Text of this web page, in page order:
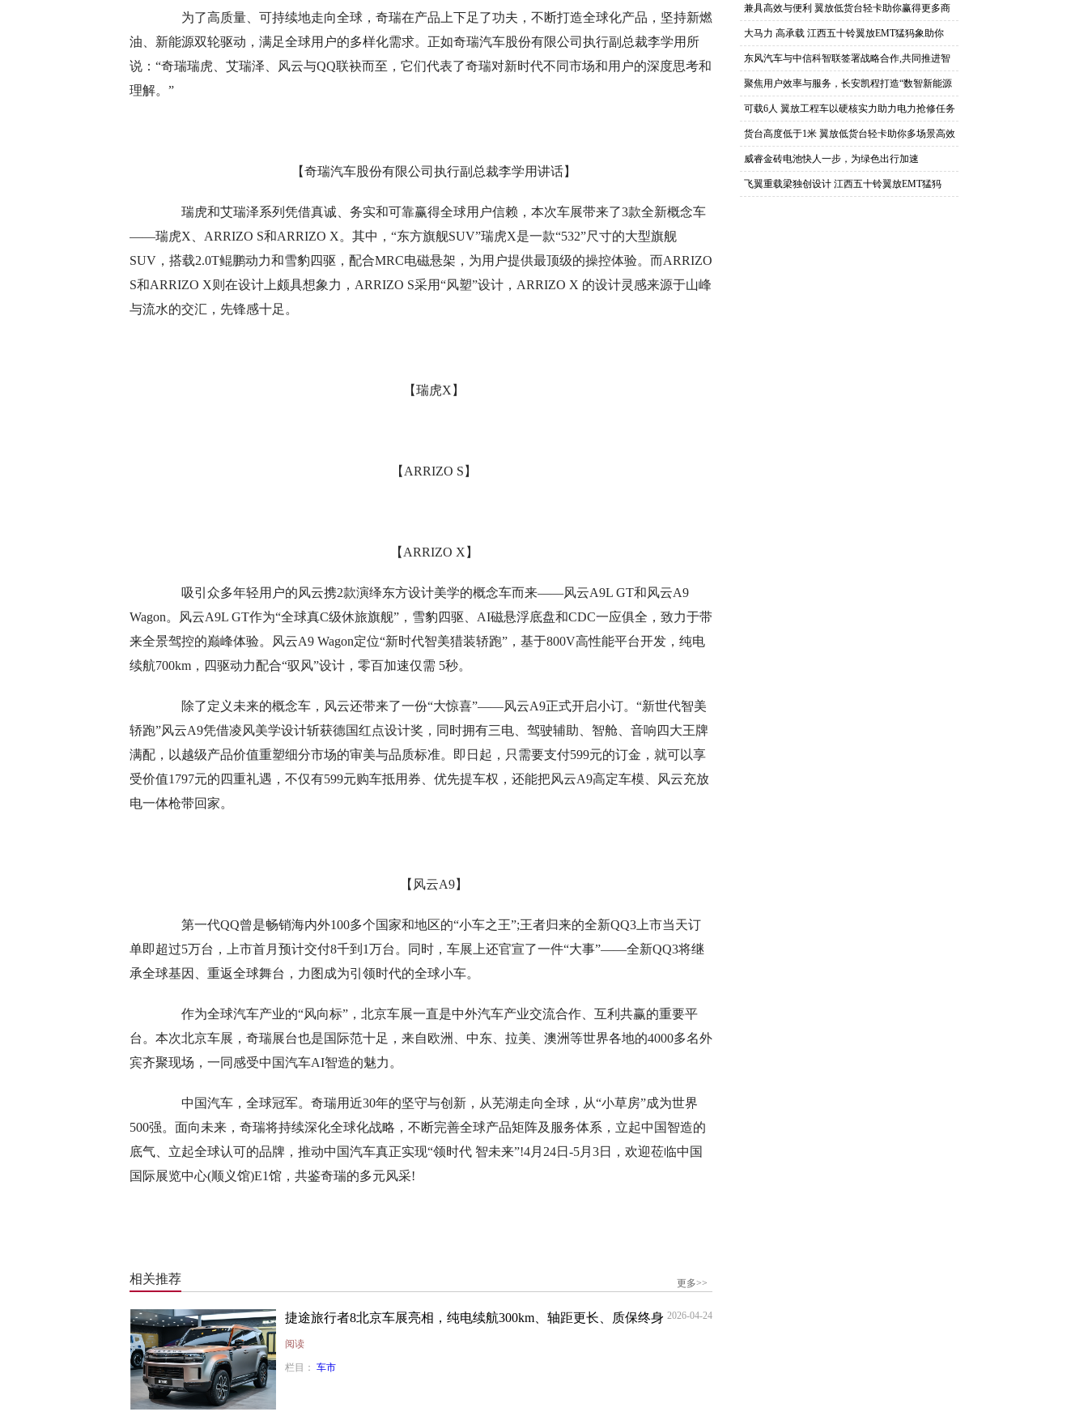
为了高质量、可持续地走向全球，奇瑞在产品上下足了功夫，不断打造全球化产品，坚持新燃
油、新能源双轮驱动，满足全球用户的多样化需求。正如奇瑞汽车股份有限公司执行副总裁李学用所
说：“奇瑞瑞虎、艾瑞泽、风云与QQ联袂而至，它们代表了奇瑞对新时代不同市场和用户的深度思考和
理解。”
【奇瑞汽车股份有限公司执行副总裁李学用讲话】
瑞虎和艾瑞泽系列凭借真诚、务实和可靠赢得全球用户信赖，本次车展带来了3款全新概念车
——瑞虎X、ARRIZO S和ARRIZO X。其中，“东方旗舰SUV”瑞虎X是一款“532”尺寸的大型旗舰
SUV，搭载2.0T鲲鹏动力和雪豹四驱，配合MRC电磁悬架，为用户提供最顶级的操控体验。而ARRIZO
S和ARRIZO X则在设计上颇具想象力，ARRIZO S采用“风塑”设计，ARRIZO X 的设计灵感来源于山峰
与流水的交汇，先锋感十足。
【瑞虎X】
【ARRIZO S】
【ARRIZO X】
吸引众多年轻用户的风云携2款演绎东方设计美学的概念车而来——风云A9L GT和风云A9
Wagon。风云A9L GT作为“全球真C级休旅旗舰”，雪豹四驱、AI磁悬浮底盘和CDC一应俱全，致力于带
来全景驾控的巅峰体验。风云A9 Wagon定位“新时代智美猎装轿跑”，基于800V高性能平台开发，纯电
续航700km，四驱动力配合“驭风”设计，零百加速仅需 5秒。
除了定义未来的概念车，风云还带来了一份“大惊喜”——风云A9正式开启小订。“新世代智美
轿跑”风云A9凭借凌风美学设计斩获德国红点设计奖，同时拥有三电、驾驶辅助、智舱、音响四大王牌
满配，以越级产品价值重塑细分市场的审美与品质标准。即日起，只需要支付599元的订金，就可以享
受价值1797元的四重礼遇，不仅有599元购车抵用券、优先提车权，还能把风云A9高定车模、风云充放
电一体枪带回家。
【风云A9】
第一代QQ曾是畅销海内外100多个国家和地区的“小车之王”;王者归来的全新QQ3上市当天订
单即超过5万台，上市首月预计交付8千到1万台。同时，车展上还官宣了一件“大事”——全新QQ3将继
承全球基因、重返全球舞台，力图成为引领时代的全球小车。
作为全球汽车产业的“风向标”，北京车展一直是中外汽车产业交流合作、互利共赢的重要平
台。本次北京车展，奇瑞展台也是国际范十足，来自欧洲、中东、拉美、澳洲等世界各地的4000多名外
宾齐聚现场，一同感受中国汽车AI智造的魅力。
中国汽车，全球冠军。奇瑞用近30年的坚守与创新，从芜湖走向全球，从“小草房”成为世界
500强。面向未来，奇瑞将持续深化全球化战略，不断完善全球产品矩阵及服务体系，立起中国智造的
底气、立起全球认可的品牌，推动中国汽车真正实现“领时代 智未来”!4月24日-5月3日，欢迎莅临中国
国际展览中心(顺义馆)E1馆，共鉴奇瑞的多元风采!
相关推荐 更多>>
2026-04-24
捷途旅行者8北京车展亮相，纯电续航300km、轴距更长、质保终身
阅读
栏目： 车市
装上
兼具高效与便利 翼放低货台轻卡助你赢得更多商
机
大马力 高承载 江西五十铃翼放EMT猛犸象助你
东风汽车与中信科智联签署战略合作,共同推进智
能网
聚焦用户效率与服务，长安凯程打造“数智新能源
商用
可载6人 翼放工程车以硬核实力助力电力抢修任务
货台高度低于1米 翼放低货台轻卡助你多场景高效
威睿金砖电池快人一步，为绿色出行加速
飞翼重载梁独创设计 江西五十铃翼放EMT猛犸